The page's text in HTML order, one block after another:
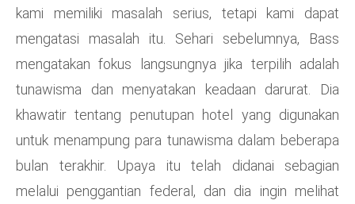
kami memiliki masalah serius, tetapi kami dapat
mengatasi masalah itu. Sehari sebelumnya, Bass
mengatakan fokus langsungnya jika terpilih adalah
tunawisma dan menyatakan keadaan darurat. Dia
khawatir tentang penutupan hotel yang digunakan
untuk menampung para tunawisma dalam beberapa
bulan terakhir. Upaya itu telah didanai sebagian
melalui penggantian federal, dan dia ingin melihat